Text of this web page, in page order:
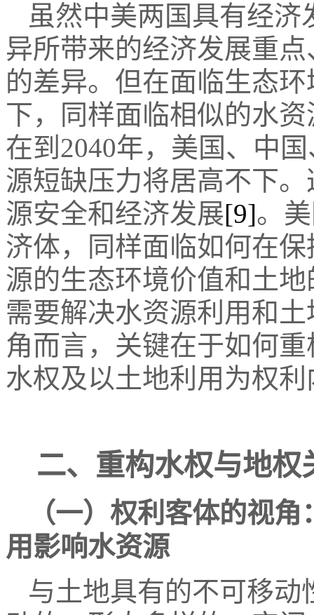
虽然中美两国具有经
异所带来的经济发展重
的差异。但在面临生态
下，同样面临相似的水
在到2040年，美国、中
源短缺压力将居高不下
源安全和经济发展[9]。
济体，同样面临如何在
源的生态环境价值和土
需要解决水资源利用和
角而言，关键在于如何
水权及以土地利用为权
二、重构水权与地权
（一）权利客体的视
用影响水资源
与土地具有的不可移